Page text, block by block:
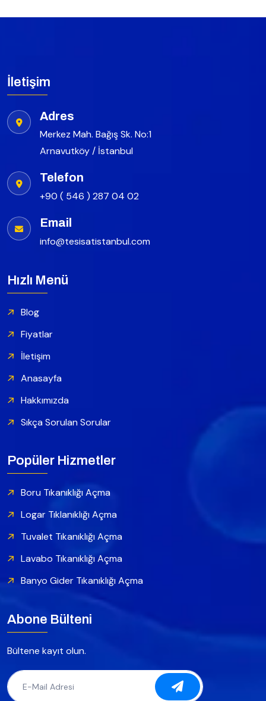
İletişim
Adres
Merkez Mah. Bağış Sk. No:1
Arnavutköy / İstanbul
Telefon
+90 ( 546 ) 287 04 02
Email
info@tesisatistanbul.com
Hızlı Menü
Blog
Fiyatlar
İletişim
Anasayfa
Hakkımızda
Sıkça Sorulan Sorular
Popüler Hizmetler
Boru Tıkanıklığı Açma
Logar Tıklanıklığı Açma
Tuvalet Tıkanıklığı Açma
Lavabo Tıkanıklığı Açma
Banyo Gider Tıkanıklığı Açma
Abone Bülteni
Bültene kayıt olun.